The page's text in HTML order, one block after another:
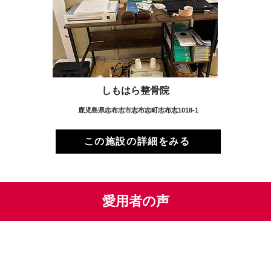
しもはら整骨院
鹿児島県志布志市志布志町志布志1018-1
この施設の詳細をみる
愛用者の声